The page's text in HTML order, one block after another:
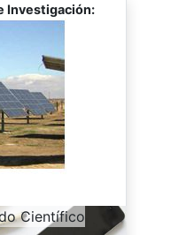
Investigación:
Científico